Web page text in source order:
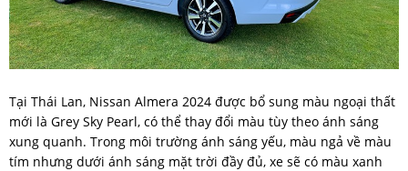
Tại Thái Lan, Nissan Almera 2024 được bổ sung màu ngoại thất
mới là Grey Sky Pearl, có thể thay đổi màu tùy theo ánh sáng
xung quanh. Trong môi trường ánh sáng yếu, màu ngả về màu
tím nhưng dưới ánh sáng mặt trời đầy đủ, xe sẽ có màu xanh